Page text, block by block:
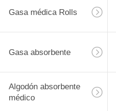
Gasa médica Rolls
Gasa absorbente
Algodón absorbente
médico